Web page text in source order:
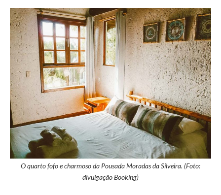
O quarto fofo e charmoso da Pousada Moradas da Silveira. (Foto:
divulgação Booking)